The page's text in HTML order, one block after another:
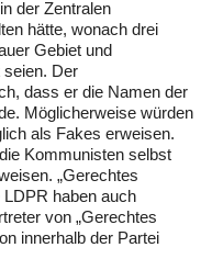
der Zentralen
hätte, wonach drei
Gebiet und
seien. Der
dass er die Namen der
Möglicherweise würden
als Fakes erweisen.
Kommunisten selbst
„Gerechtes
LDPR haben auch
von „Gerechtes
innerhalb der Partei